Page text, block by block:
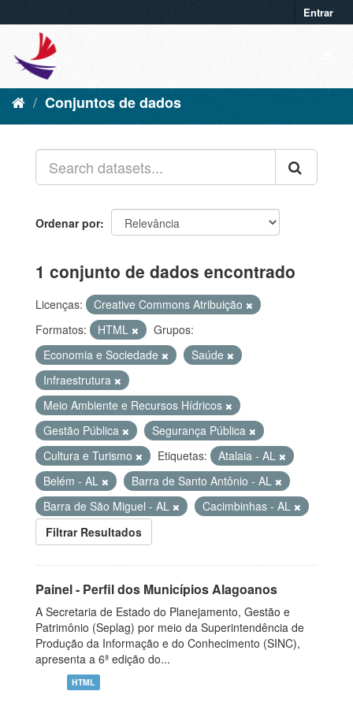
Entrar
Conjuntos de dados
Ordenar por
1 conjunto de dados encontrado
Licenças:
Creative Commons Atribuição
Formatos:
HTML
Grupos:
Economia e Sociedade
Saúde
Infraestrutura
Meio Ambiente e Recursos Hídricos
Gestão Pública
Segurança Pública
Cultura e Turismo
Etiquetas:
Atalaia - AL
Belém - AL
Barra de Santo Antônio - AL
Barra de São Miguel - AL
Cacimbinhas - AL
Filtrar Resultados
Painel - Perfil dos Municípios Alagoanos
A Secretaria de Estado do Planejamento, Gestão e
Patrimônio (Seplag) por meio da Superintendência de
Produção da Informação e do Conhecimento (SINC),
apresenta a 6ª edição do...
HTML